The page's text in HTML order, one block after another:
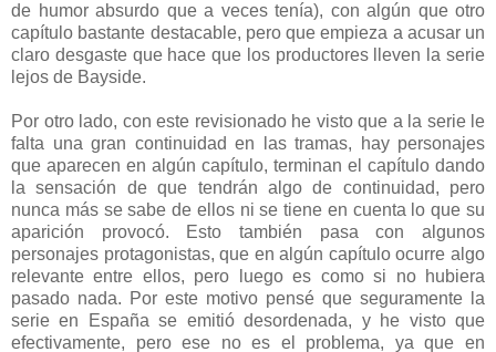
de humor absurdo que a veces tenía), con algún que otro
capítulo bastante destacable, pero que empieza a acusar un
claro desgaste que hace que los productores lleven la serie
lejos de Bayside.
Por otro lado, con este revisionado he visto que a la serie le
falta una gran continuidad en las tramas, hay personajes
que aparecen en algún capítulo, terminan el capítulo dando
la sensación de que tendrán algo de continuidad, pero
nunca más se sabe de ellos ni se tiene en cuenta lo que su
aparición provocó. Esto también pasa con algunos
personajes protagonistas, que en algún capítulo ocurre algo
relevante entre ellos, pero luego es como si no hubiera
pasado nada. Por este motivo pensé que seguramente la
serie en España se emitió desordenada, y he visto que
efectivamente, pero ese no es el problema, ya que en